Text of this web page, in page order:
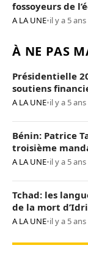
fossoyeurs de
A LA UNE•il y a 5 ans
À NE PAS
Présidentielle
soutiens
A LA UNE•il y a 5 ans
Bénin: Patrice
troisième
A LA UNE•il y a 5 ans
Tchad: les
de la mort
A LA UNE•il y a 5 ans